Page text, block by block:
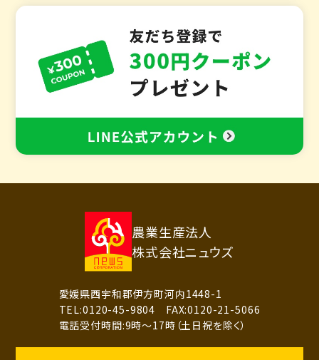
農業生産法人
株式会社ニュウズ
愛媛県西宇和郡伊方町河内1448-1
TEL:0120-45-9804 FAX:0120-21-5066
電話受付時間:9時～17時（土日祝を除く）